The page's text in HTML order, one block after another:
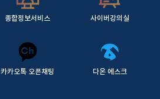
종합정보서비스 사이버강의실
카카오톡 오픈채팅 다온 에스크